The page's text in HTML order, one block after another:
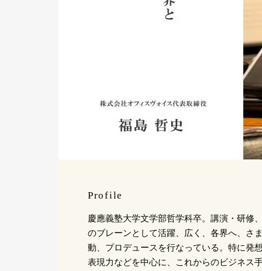
Profile
慶應義塾大学文学部哲学科卒。講演・研修
のブレーンとして活躍、広く、各界へ、さ
動、プロデュースを行なっている。特に発
表現力などを中心に、これからのビジネス